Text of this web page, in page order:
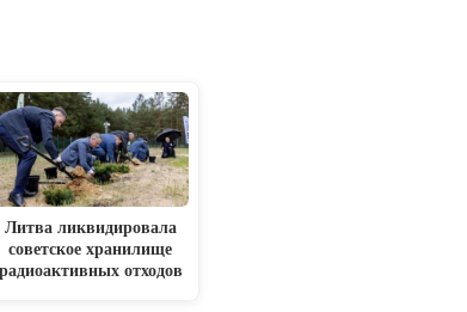
Литва ликвидировала
советское хранилище
радиоактивных отходов